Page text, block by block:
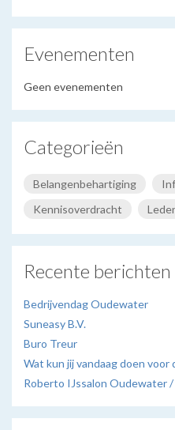
Evenementen
Geen evenementen
Categorieën
Belangenbehartiging
Kennisoverdracht
Recente berichten
Bedrijvendag Oudewater
Suneasy B.V.
Buro Treur
Wat kun jij vandaag doen voor
Roberto IJssalon Oudewater